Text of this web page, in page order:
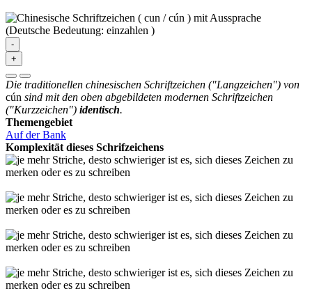
-
+
Die traditionellen chinesischen Schriftzeichen ("Langzeichen") von
cún sind mit den oben abgebildeten modernen Schriftzeichen
("Kurzzeichen") identisch.
Themengebiet
Auf der Bank
Komplexität dieses Schrifzeichens